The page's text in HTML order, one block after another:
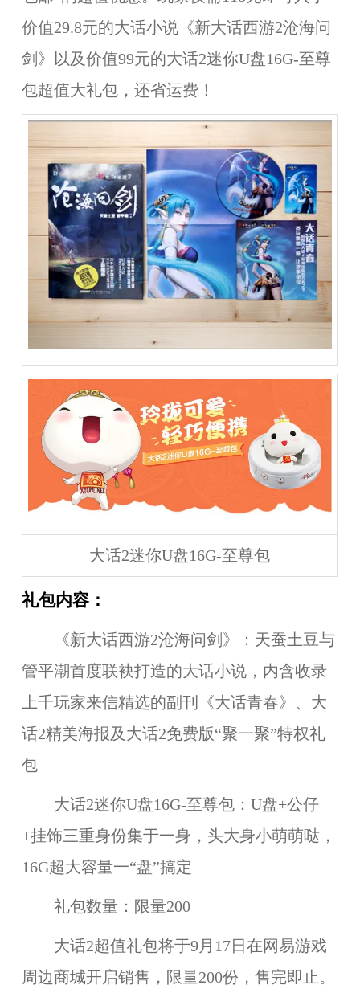
价值29.8元的大话小说《新大话西游2沧海问
剑》以及价值99元的大话2迷你U盘16G-至尊
包超值大礼包，还省运费！
大话2迷你U盘16G-至尊包
礼包内容：
《新大话西游2沧海问剑》：天蚕土豆与
管平潮首度联袂打造的大话小说，内含收录
上千玩家来信精选的副刊《大话青春》、大
话2精美海报及大话2免费版“聚一聚”特权礼
包
大话2迷你U盘16G-至尊包：U盘+公仔
+挂饰三重身份集于一身，头大身小萌萌哒，
16G超大容量一“盘”搞定
礼包数量：限量200
大话2超值礼包将于9月17日在网易游戏
周边商城开启销售，限量200份，售完即止。